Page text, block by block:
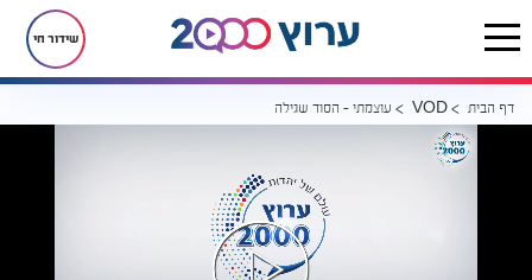
שידור חי
דף הבית VOD עוצמתי - הסוד שגילה האור החיים הקדוש לקרב את הקץ